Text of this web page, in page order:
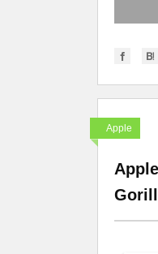
Apple